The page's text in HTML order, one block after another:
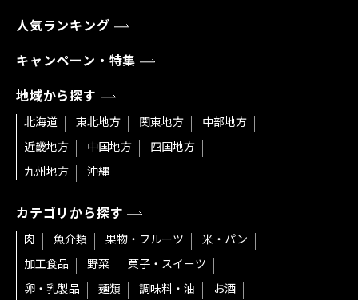
人気ランキング
キャンペーン・特集
地域から探す
北海道 東北地方 関東地方
中部地方
近畿地方
中国地方
四国地方
九州地方
沖縄
カテゴリから探す
肉 魚介類 果物・フルーツ
米・パン
加工食品
野菜
菓子・スイーツ
卵・乳製品
麺類 調味料・油
お酒